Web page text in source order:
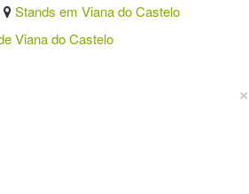
Stands em Viana do Castelo
Viana do Castelo
×